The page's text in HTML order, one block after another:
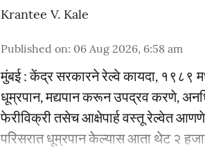
Krantee V. Kale
Published on: 06 Aug 2026, 6:58 am
मुंबई : केंद्र सरकारने रेल्वे कायदा, १९८९
धूम्रपान, मद्यपान करून उपद्रव करणे,
फेरीविक्री तसेच आक्षेपार्ह वस्तू रेल्वेत
परिसरात धूम्रपान केल्यास आता थेट २